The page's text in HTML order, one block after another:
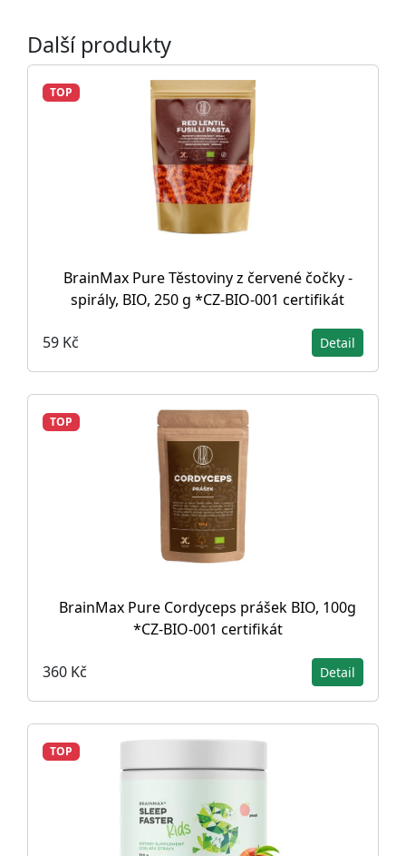
Další produkty
TOP
BrainMax Pure Těstoviny z červené čočky -
spirály, BIO, 250 g *CZ-BIO-001 certifikát
59 Kč Detail
TOP
BrainMax Pure Cordyceps prášek BIO, 100g
*CZ-BIO-001 certifikát
360 Kč Detail
TOP